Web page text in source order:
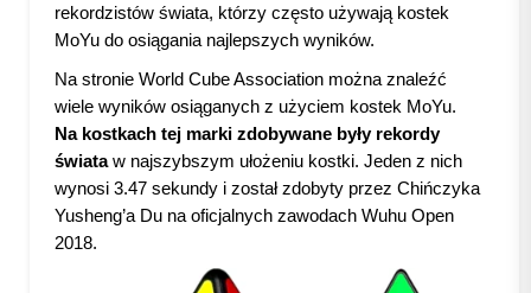
rekordzistów świata, którzy często używają kostek
MoYu do osiągania najlepszych wyników.
Na stronie World Cube Association można znaleźć
wiele wyników osiąganych z użyciem kostek MoYu.
Na kostkach tej marki zdobywane były rekordy
świataw najszybszym ułożeniu kostki. Jeden z nich
wynosi 3.47 sekundy i został zdobyty przez Chińczyka
Yusheng’a Du na oficjalnych zawodach Wuhu Open
2018.